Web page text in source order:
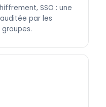
SSO : une
par les